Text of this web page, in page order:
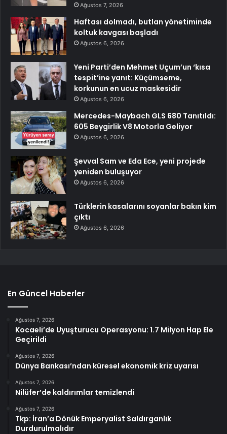
Ağustos 7, 2026
Haftası dolmadı, butlan yönetiminde
koltuk kavgası başladı
Ağustos 6, 2026
Yeni Parti’den Mehmet Uçum’un ‘kısa
tespit’ine yanıt: Küçümseme,
korkunun en ucuz maskesidir
Ağustos 6, 2026
Mercedes-Maybach GLS 680 Tanıtıldı:
605 Beygirlik V8 Motorla Geliyor
Ağustos 6, 2026
Şevval Sam ve Eda Ece, yeni projede
yeniden buluşuyor
Ağustos 6, 2026
Türklerin kasalarını soyanlar bakın kim
çıktı
Ağustos 6, 2026
En Güncel Haberler
Ağustos 7, 2026
Kocaeli’de Uyuşturucu Operasyonu: 1.7 Milyon Hap Ele
Geçirildi
Ağustos 7, 2026
Dünya Bankası’ndan küresel ekonomik kriz uyarısı
Ağustos 7, 2026
Nilüfer’de kaldırımlar temizlendi
Ağustos 7, 2026
Tkp: İran’a Dönük Emperyalist Saldırganlık
Durdurulmalıdır